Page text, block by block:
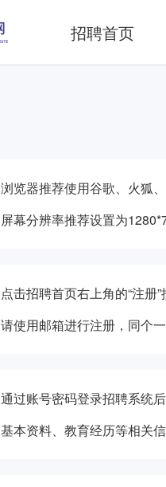
招聘首页
浏览器推荐使用谷歌、火狐
屏幕分辨率推荐设置为
点击招聘首页右上角的“注
请使用邮箱进行注册，同个
通过账号密码登录招聘系统
基本资料、教育经历等相关